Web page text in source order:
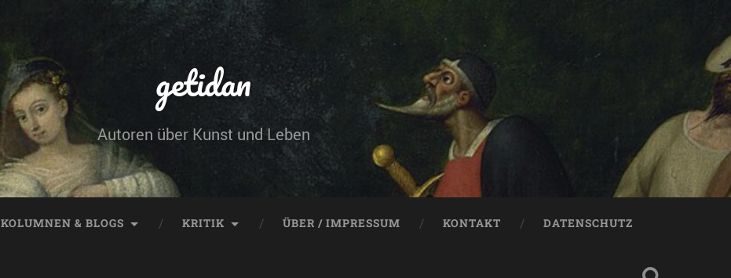
getidan
Autoren über Kunst und Leben
KOLUMNEN & BLOGS KRITIK ÜBER / IMPRESSUM KONTAKT DATENSCHUTZ